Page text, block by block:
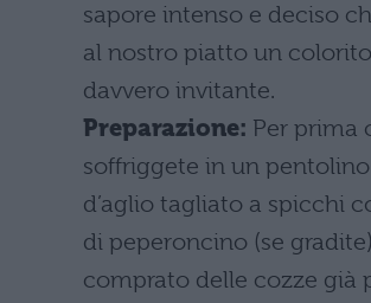
sapore intenso e deciso
al nostro piatto un
davvero invitante.
Preparazione: Per prima
soffriggete in un pentolino
d’aglio tagliato a spicchi
di peperoncino (se
comprato delle cozze già